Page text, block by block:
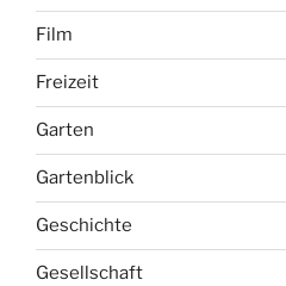
Film
Freizeit
Garten
Gartenblick
Geschichte
Gesellschaft